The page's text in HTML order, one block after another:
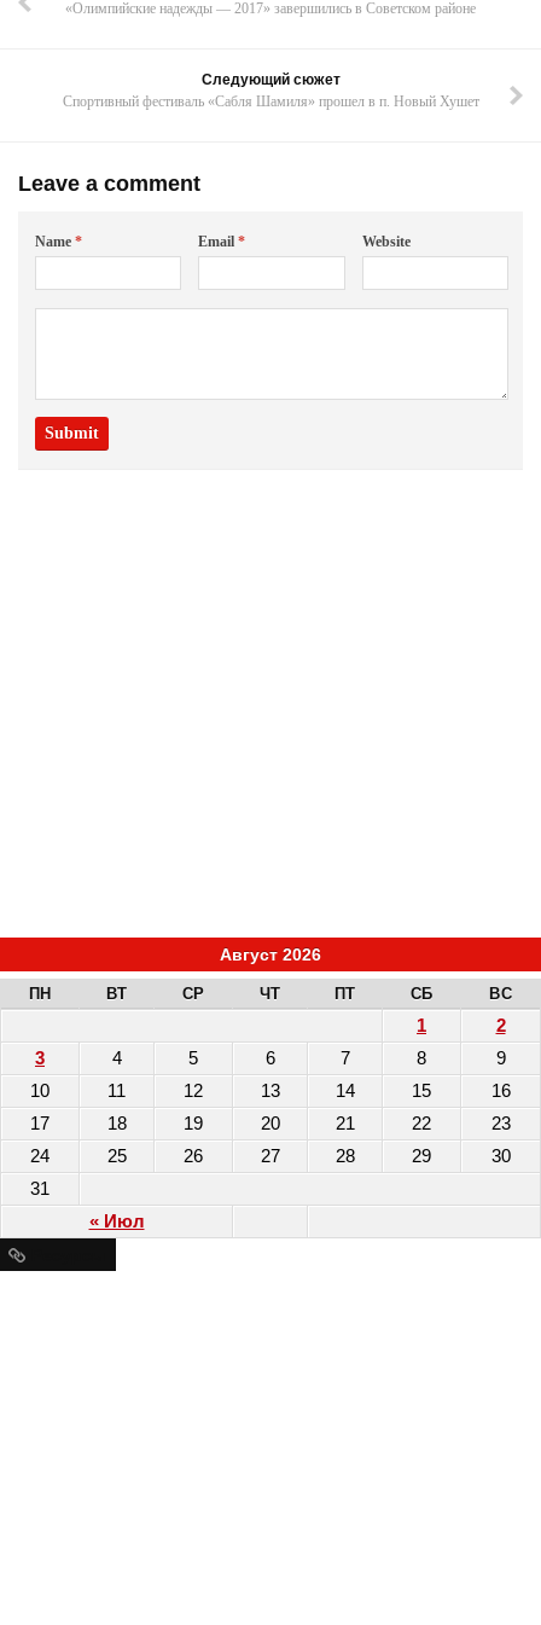
«Олимпийские надежды — 2017» завершились в Советском районе
Следующий сюжет
Спортивный фестиваль «Сабля Шамиля» прошел в п. Новый Хушет
Leave a comment
Name * Email* Website
Август 2026
ПН ВТ СР ЧТ ПТ СБ ВС
« Июл
1
2
3
4 5 6 7 8
9
10
11 12 13 14 15
16
17
18 19 20 21 22
23
24
25 26 27 28 29
30
31